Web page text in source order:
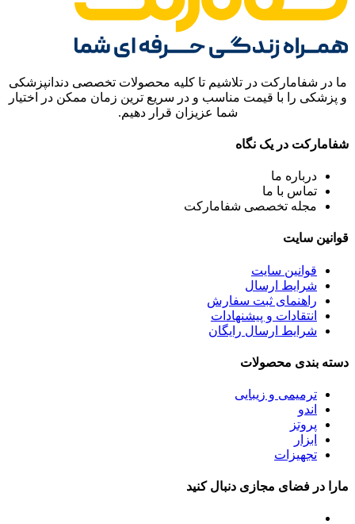
ما در شفامارکت در تلاشیم تا کلیه محصولات تخصصی دندانپزشکی
و پزشکی را با قیمت مناسب و در سریع ترین زمان ممکن در اختیار
شما عزیزان قرار دهیم.
شفامارکت در یک نگاه
درباره ما
تماس با ما
مجله تخصصی شفامارکت
قوانین سایت
قوانین سایت
شرایط ارسال
راهنمای ثبت سفارش
انتقادات و پیشنهادات
شرایط ارسال رایگان
دسته بندی محصولات
ترمیمی و زیبایی
اندو
پروتز
ابزار
تجهیزات
مارا در فضای مجازی دنبال کنید